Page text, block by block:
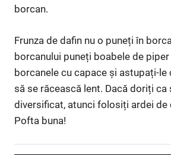
borcan.
Frunza de dafin nu o puneți în
borcanului puneți boabele de
borcanele cu capace și astupați-le
să se răcească lent. Dacă doriți ca
diversificat, atunci folosiți ardei de
Pofta buna!